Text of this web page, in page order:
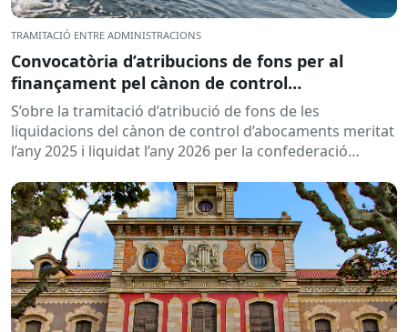
TRAMITACIÓ ENTRE ADMINISTRACIONS
Convocatòria d’atribucions de fons per al
finançament pel cànon de control
d’abocaments meritat l’any 2025 i liquidat l’any
2026
S’obre la tramitació d’atribució de fons de les
liquidacions del cànon de control d’abocaments meritat
l’any 2025 i liquidat l’any 2026 per la confederació